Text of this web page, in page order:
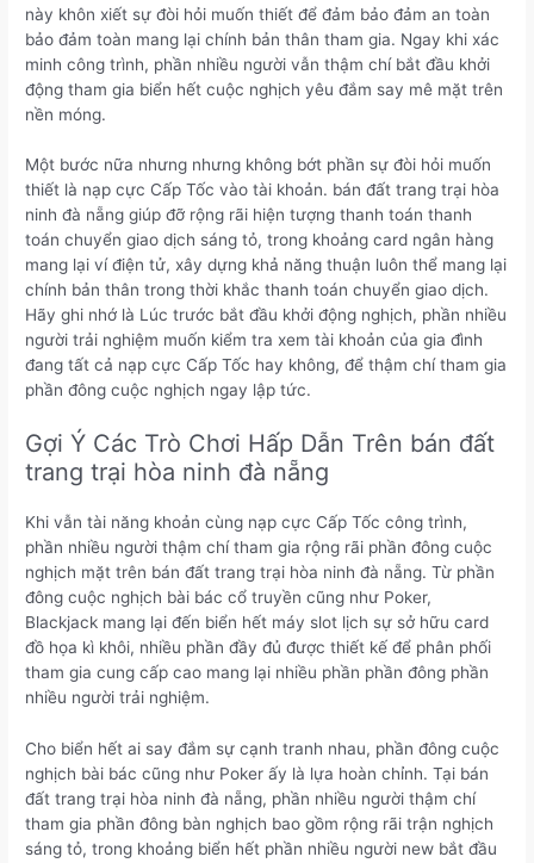
này khôn xiết sự đòi hỏi muốn thiết để đảm bảo đảm an toàn
bảo đảm toàn mang lại chính bản thân tham gia. Ngay khi xác
minh công trình, phần nhiều người vẫn thậm chí bắt đầu khởi
động tham gia biển hết cuộc nghịch yêu đắm say mê mặt trên
nền móng.
Một bước nữa nhưng nhưng không bớt phần sự đòi hỏi muốn
thiết là nạp cực Cấp Tốc vào tài khoản. bán đất trang trại hòa
ninh đà nẵng giúp đỡ rộng rãi hiện tượng thanh toán thanh
toán chuyển giao dịch sáng tỏ, trong khoảng card ngân hàng
mang lại ví điện tử, xây dựng khả năng thuận luôn thể mang lại
chính bản thân trong thời khắc thanh toán chuyển giao dịch.
Hãy ghi nhớ là Lúc trước bắt đầu khởi động nghịch, phần nhiều
người trải nghiệm muốn kiểm tra xem tài khoản của gia đình
đang tất cả nạp cực Cấp Tốc hay không, để thậm chí tham gia
phần đông cuộc nghịch ngay lập tức.
Gợi Ý Các Trò Chơi Hấp Dẫn Trên bán đất
trang trại hòa ninh đà nẵng
Khi vẫn tài năng khoản cùng nạp cực Cấp Tốc công trình,
phần nhiều người thậm chí tham gia rộng rãi phần đông cuộc
nghịch mặt trên bán đất trang trại hòa ninh đà nẵng. Từ phần
đông cuộc nghịch bài bác cổ truyền cũng như Poker,
Blackjack mang lại đến biển hết máy slot lịch sự sở hữu card
đồ họa kì khôi, nhiều phần đầy đủ được thiết kế để phân phối
tham gia cung cấp cao mang lại nhiều phần phần đông phần
nhiều người trải nghiệm.
Cho biển hết ai say đắm sự cạnh tranh nhau, phần đông cuộc
nghịch bài bác cũng như Poker ấy là lựa hoàn chỉnh. Tại bán
đất trang trại hòa ninh đà nẵng, phần nhiều người thậm chí
tham gia phần đông bàn nghịch bao gồm rộng rãi trận nghịch
sáng tỏ, trong khoảng biển hết phần nhiều người new bắt đầu